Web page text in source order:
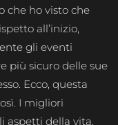
che ho visto che
all’inizio,
gli eventi
più sicuro delle sue
Ecco, questa
I migliori
aspetti della vita.